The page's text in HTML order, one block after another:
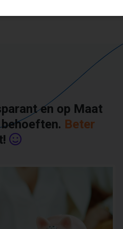
en op Maat
Beter